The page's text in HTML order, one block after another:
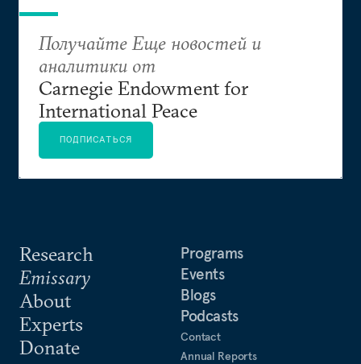
Research
Emissary
About
Experts
Donate
Programs
Events
Blogs
Podcasts
Contact
Annual Reports
Получайте Еще новостей и
аналитики от
Carnegie Endowment for
International Peace
ПОДПИСАТЬСЯ